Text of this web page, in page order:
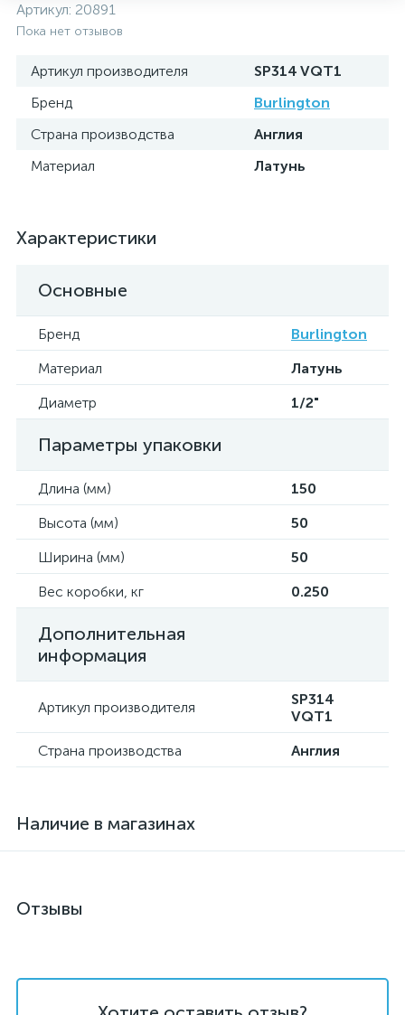
Артикул: 20891
Пока нет отзывов
Артикул производителя
SP314 VQT1
Бренд
Burlington
Страна производства
Англия
Материал
Латунь
Характеристики
Основные
Бренд
Burlington
Материал
Латунь
Диаметр
1/2"
Параметры упаковки
Длина (мм)
150
Высота (мм)
50
Ширина (мм)
50
Вес коробки, кг
0.250
Дополнительная
информация
Артикул производителя
SP314
VQT1
Страна производства
Англия
Наличие в магазинах
Отзывы